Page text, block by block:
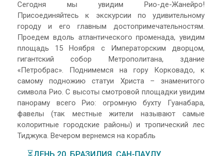
Сегодня мы увидим Рио-де-Жанейро!
Присоединяйтесь к экскурсии по удивительному
городу и его главным достопримечательностям.
Проедем вдоль атлантического променада, увидим
площадь 15 Ноября с Императорским дворцом,
гигантский собор Метрополитана, здание
«Петробрас». Поднимемся на гору Корковадо, к
самому подножию статуи Христа – знаменитого
символа Рио. С высоты смотровой площадки увидим
панораму всего Рио: огромную бухту Гуанабара,
фавелы (так местные жители называют самые
колоритные городские районы) и тропический лес
Тиджука. Вечером вернемся на корабль